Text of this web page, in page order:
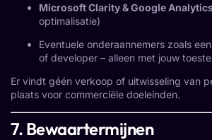
Microsoft Clarity & Google
optimalisatie)
Eventuele onderaannemers zoals
of developer – alleen met jouw
Er vindt géén verkoop of uitwisseling van
plaats voor commerciële doeleinden.
7. Bewaartermijnen